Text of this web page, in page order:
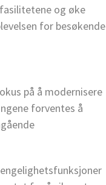
og øke
for besøkende
på å modernisere
forventes å